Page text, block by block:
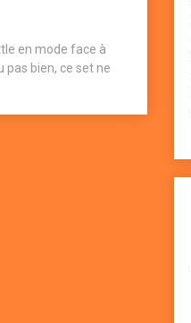
en mode face à
pas bien, ce set ne